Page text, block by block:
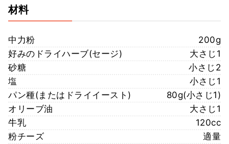
材料
中力粉
200g
好みのドライハーブ(セージ)
大さじ1
砂糖
小さじ2
塩
小さじ1
パン種(またはドライイースト)
80g(小さじ1)
オリーブ油
大さじ1
牛乳
120cc
粉チーズ
適量